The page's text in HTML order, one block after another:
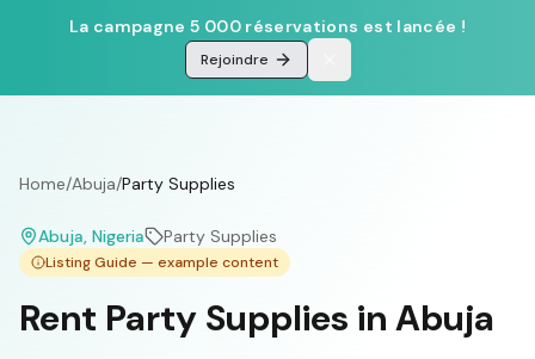
La campagne 5 000 réservations est lancée !
Rejoindre
Home/Abuja/Party Supplies
Abuja, Nigeria Party Supplies
Listing Guide — example content
Rent Party Supplies in Abuja